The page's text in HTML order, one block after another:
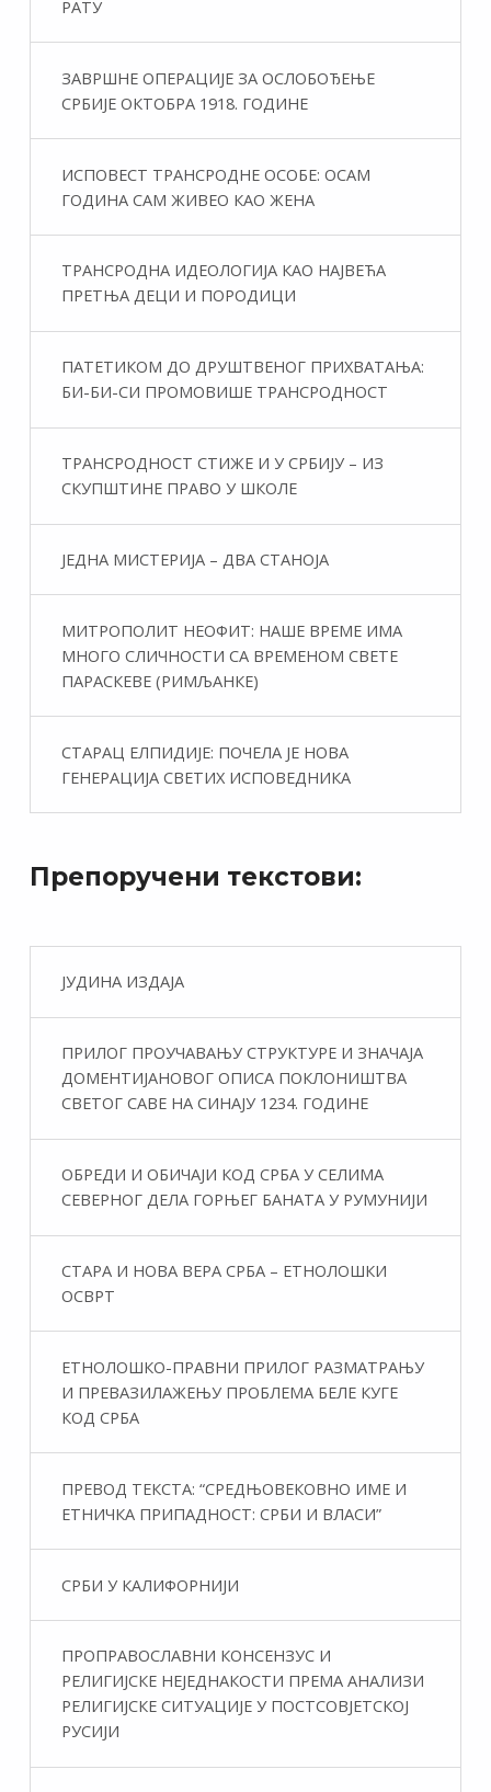
РАТУ
ЗАВРШНЕ ОПЕРАЦИЈЕ ЗА ОСЛОБОЂЕЊЕ
СРБИЈЕ ОКТОБРА 1918. ГОДИНЕ
ИСПОВЕСТ ТРАНСРОДНЕ ОСОБЕ: ОСАМ
ГОДИНА САМ ЖИВЕО КАО ЖЕНА
ТРАНСРОДНА ИДЕОЛОГИЈА КАО НАЈВЕЋА
ПРЕТЊА ДЕЦИ И ПОРОДИЦИ
ПАТЕТИКОМ ДО ДРУШТВЕНОГ ПРИХВАТАЊА:
БИ-БИ-СИ ПРОМОВИШЕ ТРАНСРОДНОСТ
ТРАНСРОДНОСТ СТИЖЕ И У СРБИЈУ – ИЗ
СКУПШТИНЕ ПРАВО У ШКОЛЕ
ЈЕДНА МИСТЕРИЈА – ДВА СТАНОЈА
МИТРОПОЛИТ НЕОФИТ: НАШЕ ВРЕМЕ ИМА
МНОГО СЛИЧНОСТИ СА ВРЕМЕНОМ СВЕТЕ
ПАРАСКЕВЕ (РИМЉАНКЕ)
СТАРАЦ ЕЛПИДИЈЕ: ПОЧЕЛА ЈЕ НОВА
ГЕНЕРАЦИЈА СВЕТИХ ИСПОВЕДНИКА
Препоручени текстови:
ЈУДИНА ИЗДАЈА
ПРИЛОГ ПРОУЧАВАЊУ СТРУКТУРЕ И ЗНАЧАЈА
ДОМЕНТИЈАНОВОГ ОПИСА ПОКЛОНИШТВА
СВЕТОГ САВЕ НА СИНАЈУ 1234. ГОДИНЕ
ОБРЕДИ И ОБИЧАЈИ КОД СРБА У СЕЛИМА
СЕВЕРНОГ ДЕЛА ГОРЊЕГ БАНАТА У РУМУНИЈИ
СТАРА И НОВА ВЕРА СРБА – ЕТНОЛОШКИ
ОСВРТ
ЕТНОЛОШКО-ПРАВНИ ПРИЛОГ РАЗМАТРАЊУ
И ПРЕВАЗИЛАЖЕЊУ ПРОБЛЕМА БЕЛЕ КУГЕ
КОД СРБА
ПРЕВОД ТЕКСТА: “СРЕДЊОВЕКОВНО ИМЕ И
ЕТНИЧКА ПРИПАДНОСТ: СРБИ И ВЛАСИ”
СРБИ У КАЛИФОРНИЈИ
ПРОПРАВОСЛАВНИ КОНСЕНЗУС И
РЕЛИГИЈСКЕ НЕЈЕДНАКОСТИ ПРЕМА АНАЛИЗИ
РЕЛИГИЈСКЕ СИТУАЦИЈЕ У ПОСТСОВЈЕТСКОЈ
РУСИЈИ